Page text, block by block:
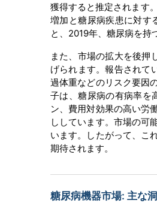
獲得すると推定されます
増加と糖尿病疾患に対す
と、2019年、糖尿病を持
また、市場の拡大を後押
げられます。報告されて
過体重などのリスク要因
子は、糖尿病の有病率を
ン、費用対効果の高い労
ししています。市場の可
います。したがって、こ
期待されます。
糖尿病機器市場: 主な